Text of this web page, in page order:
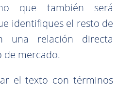
que también será
identifiques el resto de
una relación directa
de mercado.
el texto con términos